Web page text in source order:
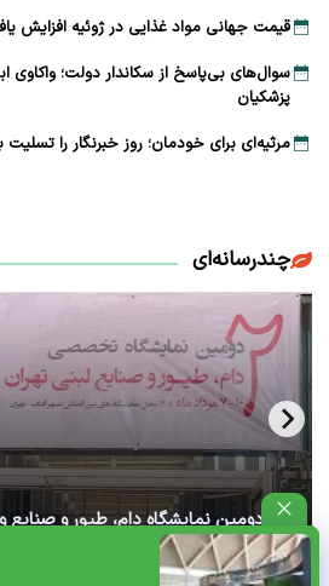
قیمت جهانی مواد غذایی در ژوئیه افزایش
سوال‌های بی‌پاسخ از سکاندار دولت؛ واکاوی
پزشکیان
مرثیه‌ای برای خودمان؛ روز خبرنگار را تسلیت
چندرسانه‌ای
آغاز دومین نمایشگاه دام، طیور و صنایع
تهران+ ویدئو